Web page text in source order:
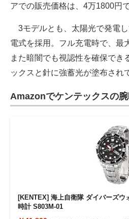
アでの販売価格は、4万1800円で
3モデルとも、太陽光で発電
電式を採用。フル充電時で、最
また暗闇でも視認性を確保でき
ックスと針に強蓄光が塗布され
Amazonでケンテックスの腕
[KENTEX] 海上自衛隊 ダイバーズウ
時計 S803M-01